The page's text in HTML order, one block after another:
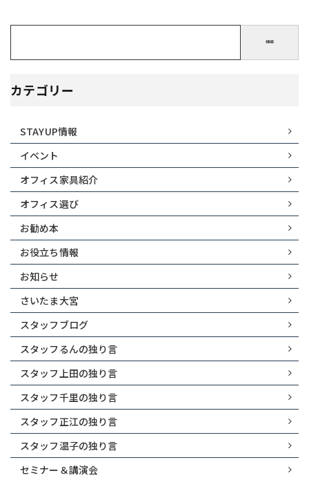
検索
カテゴリー
STAYUP情報
イベント
オフィス家具紹介
オフィス選び
お勧め本
お役立ち情報
お知らせ
さいたま大宮
スタッフブログ
スタッフるんの独り言
スタッフ上田の独り言
スタッフ千里の独り言
スタッフ正江の独り言
スタッフ温子の独り言
セミナー＆講演会